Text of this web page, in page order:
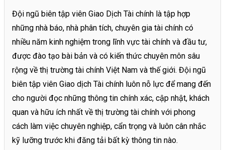
Đội ngũ biên tập viên Giao Dịch Tài chính là tập hợp
những nhà báo, nhà phân tích, chuyên gia tài chính có
nhiều năm kinh nghiệm trong lĩnh vực tài chính và đầu tư,
được đào tạo bài bản và có kiến thức chuyên môn sâu
rộng về thị trường tài chính Việt Nam và thế giới. Đội ngũ
biên tập viên Giao dịch Tài chính luôn nỗ lực để mang đến
cho người đọc những thông tin chính xác, cập nhật, khách
quan và hữu ích nhất về thị trường tài chính với phong
cách làm việc chuyên nghiệp, cẩn trọng và luôn cân nhắc
kỹ lưỡng trước khi đăng tải bất kỳ thông tin nào.